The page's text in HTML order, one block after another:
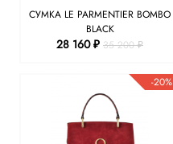
СУМКА LE PARMENTIER BOMBO
BLACK
28 160 ₽ 35 200 ₽
-20%